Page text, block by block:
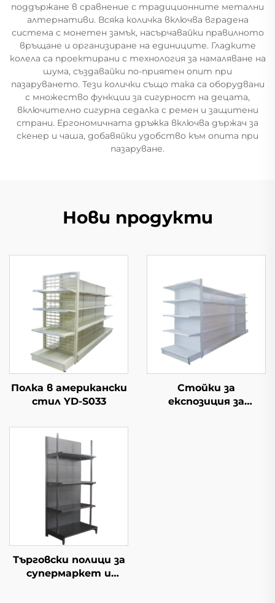
поддържане в сравнение с традиционните метални
алтернативи. Всяка количка включва вградена
система с монетен замък, насърчавайки правилното
връщане и организиране на единиците. Гладките
колела са проектирани с технология за намаляване на
шума, създавайки по-приятен опит при
пазаруването. Тези колички също така са оборудвани
с множество функции за сигурност на децата,
включително сигурна седалка с ремен и защитени
страни. Ергономичната дръжка включва държач за
скенер и чаша, добавяйки удобство към опита при
пазаруване.
Нови продукти
Полка в американски
стил YD-S033
Стойки за
експозиция за
Търговски полици за
супермаркет и